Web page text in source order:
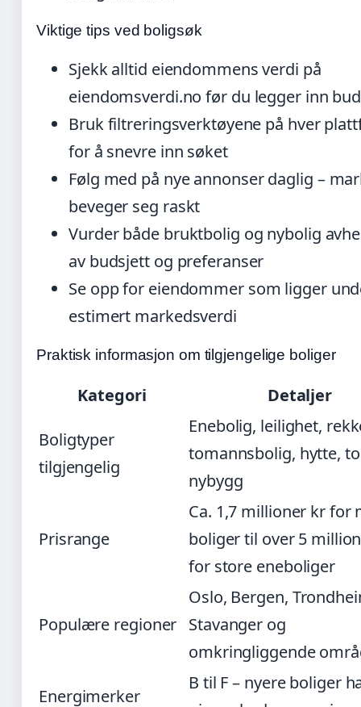
Viktige tips ved boligsøk
Sjekk alltid eiendommens verdi på
eiendomsverdi.no før du legger inn bud
Bruk filtreringsverktøyene på hver
for å snevre inn søket
Følg med på nye annonser daglig –
beveger seg raskt
Vurder både bruktbolig og nybolig
av budsjett og preferanser
Se opp for eiendommer som ligger
estimert markedsverdi
Praktisk informasjon om tilgjengelige boliger
Kategori Detaljer
Boligtyper
tilgjengelig
Enebolig, leilighet,
tomannsbolig, hytte,
nybygg
Prisrange
Ca. 1,7 millioner kr for
boliger til over 5
for store eneboliger
Populære regioner
Oslo, Bergen,
Stavanger og
omkringliggende
Energimerker
B til F – nyere boliger